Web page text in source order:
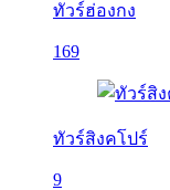
ทัวร์ฮ่องกง
169
ทัวร์สิงคโปร์
9